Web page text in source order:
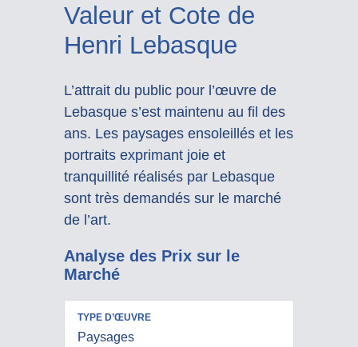
Valeur et Cote de
Henri Lebasque
L’attrait du public pour l’œuvre de
Lebasque s’est maintenu au fil des
ans. Les paysages ensoleillés et les
portraits exprimant joie et
tranquillité réalisés par Lebasque
sont très demandés sur le marché
de l’art.
Analyse des Prix sur le
Marché
Paysages